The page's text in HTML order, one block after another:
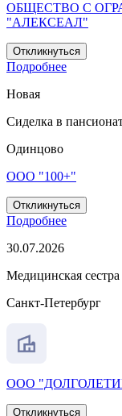
ОБЩЕСТВО С
"АЛЕКСЕАЛ"
Откликнуться
Подробнее
Новая
Сиделка в
Одинцово
ООО "100+"
Откликнуться
Подробнее
30.07.2026
Медицинская сестра
Санкт-Петербург
ООО
Откликнуться